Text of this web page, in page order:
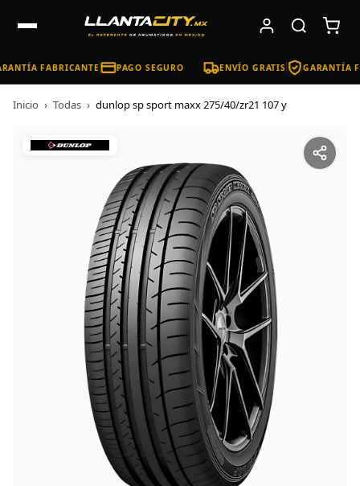
FABRICANTE PAGO SEGURO ENVÍO GRATIS GARANTÍA
Inicio › Todas › dunlop sp sport maxx 275/40/zr21 107 y